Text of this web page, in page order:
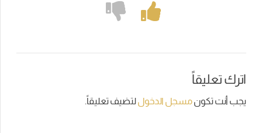
اترك تعليقاً
يجب أنت تكونمسجل الدخوللتضيف تعليقاً.